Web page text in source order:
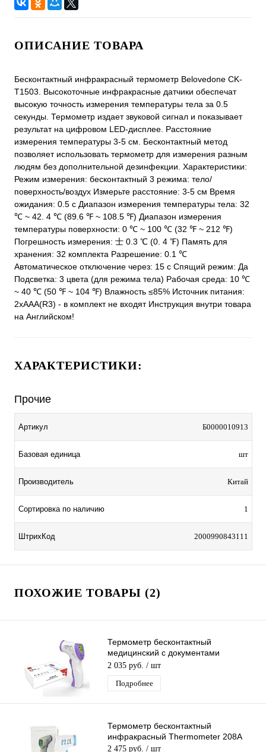
ОПИСАНИЕ ТОВАРА
Бесконтактный инфракрасный термометр Belovedone CK-
T1503. Высокоточные инфракрасные датчики обеспечат
высокую точность измерения температуры тела за 0.5
секунды. Термометр издает звуковой сигнал и показывает
результат на цифровом LED-дисплее. Расстояние
измерения температуры 3-5 см. Бесконтактный метод
позволяет использовать термометр для измерения разным
людям без дополнительной дезинфекции. Характеристики:
Режим измерения: бесконтактный 3 режима: тело/
поверхность/воздух Измерьте расстояние: 3-5 см Время
ожидания: 0.5 с Диапазон измерения температуры тела: 32
℃ ~ 42. 4 ℃ (89.6 ℉ ~ 108.5 ℉) Диапазон измерения
температуры поверхности: 0 ℃ ~ 100 ℃ (32 ℉ ~ 212 ℉)
Погрешность измерения: 士 0.3 ℃ (0. 4 ℉) Память для
хранения: 32 комплекта Разрешение: 0.1 ℃
Автоматическое отключение через: 15 с Спящий режим: Да
Подсветка: 3 цвета (для режима тела) Рабочая среда: 10 ℃
~ 40 ℃ (50 ℉ ~ 104 ℉) Влажность ≤85% Источник питания:
2хAAA(R3) - в комплект не входят Инструкция внутри товара
на Английском!
ХАРАКТЕРИСТИКИ:
Прочие
Артикул Б0000010913
Базовая единица шт
Производитель Китай
Сортировка по наличию 1
ШтрихКод 2000990843111
ПОХОЖИЕ ТОВАРЫ (2)
Термометр бесконтактный
медицинский с документами
инфракрасный F01
2 035 руб. / шт
Подробнее
Термометр бесконтактный
инфракрасный Thermometer 208A
2 475 руб. / шт